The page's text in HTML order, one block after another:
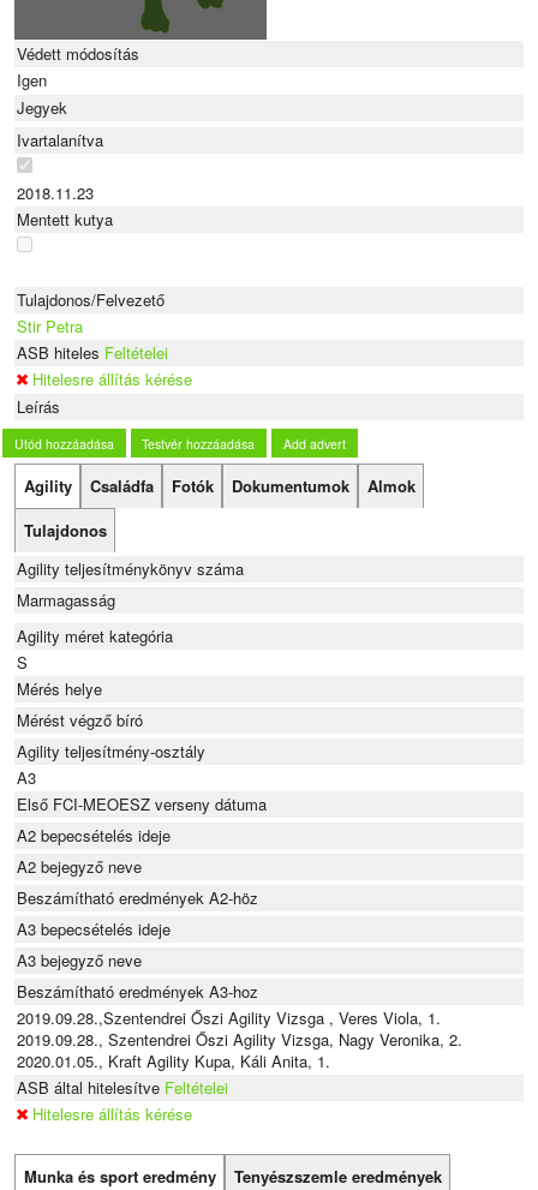
Védett módosítás
Igen
Jegyek
Ivartalanítva
2018.11.23
Mentett kutya
Tulajdonos/Felvezető
Stir Petra
ASB hiteles Feltételei
Hitelesre állítás kérése
Leírás
Utód hozzáadása Testvér hozzáadása Add advert
Agility Családfa Fotók Dokumentumok
Almok
Tulajdonos
Agility teljesítménykönyv száma
Marmagasság
Agility méret kategória
S
Mérés helye
Mérést végző bíró
Agility teljesítmény-osztály
A3
Első FCI-MEOESZ verseny dátuma
A2 bepecsételés ideje
A2 bejegyző neve
Beszámítható eredmények A2-höz
A3 bepecsételés ideje
A3 bejegyző neve
Beszámítható eredmények A3-hoz
2019.09.28.,Szentendrei Őszi Agility Vizsga , Veres Viola, 1.
2019.09.28., Szentendrei Őszi Agility Vizsga, Nagy Veronika, 2.
2020.01.05., Kraft Agility Kupa, Káli Anita, 1.
ASB által hitelesítve Feltételei
Hitelesre állítás kérése
Munka és sport eredmény
Tenyészszemle eredmények